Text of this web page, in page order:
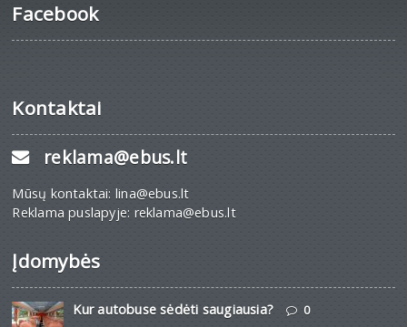
Facebook
Kontaktai
reklama@ebus.lt
Mūsų kontaktai: lina@ebus.lt
Reklama puslapyje: reklama@ebus.lt
Įdomybės
Kur autobuse sėdėti saugiausia? 0